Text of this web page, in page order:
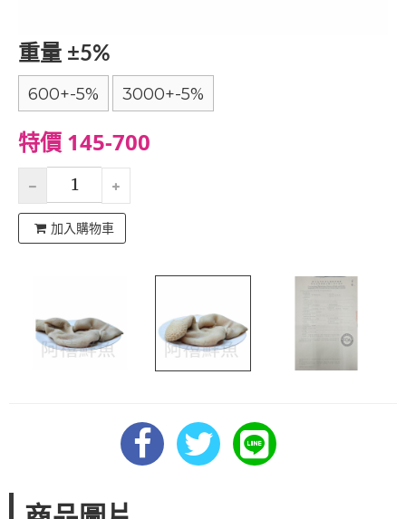
重量 ±5%
600+-5% 3000+-5%
特價 145-700
加入購物車